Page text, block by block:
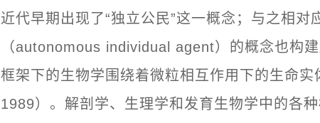
近代早期出现了“独立公民”这一概念；与之相对
（autonomous individual agent）的概念也构
框架下的生物学围绕着微粒相互作用下的生命实
1989）。解剖学、生理学和发育生物学中的各